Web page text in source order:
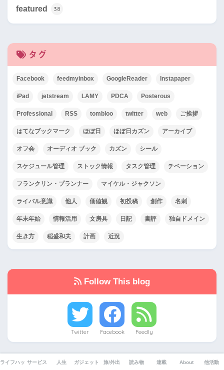
featured 38
タグ
Facebook feedmyinbox GoogleReader Instapaper
iPad jetstream LAMY PDCA Posterous
Professional RSS tombloo twitter web ご挨拶
はてなブックマーク ほぼ日 ほぼ日カズン アーカイブ
オフ会 オーディオ ブック カズン シール
スケジュール管理 ストック情報 タスク管理 チベーション
フランクリン・プランナー マイケル・ジャクソン
ライバル意識 他人 価値観 初投稿 創作 名刺
年末年始 情報活用 文房具 日記 書評 独自ドメイン
生き方 稲盛和夫 計画 近況
Follow This blog
Twitter Facebook Feedly
ライフハックサービス 人生 ガジェット 旅/外出 読み物 連載 About 他活動